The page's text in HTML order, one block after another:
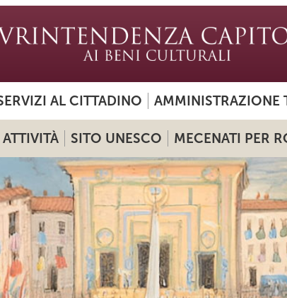
AL CITTADINO AMMINISTRAZIONE
ATTIVITÀ SITO UNESCO MECENATI PER